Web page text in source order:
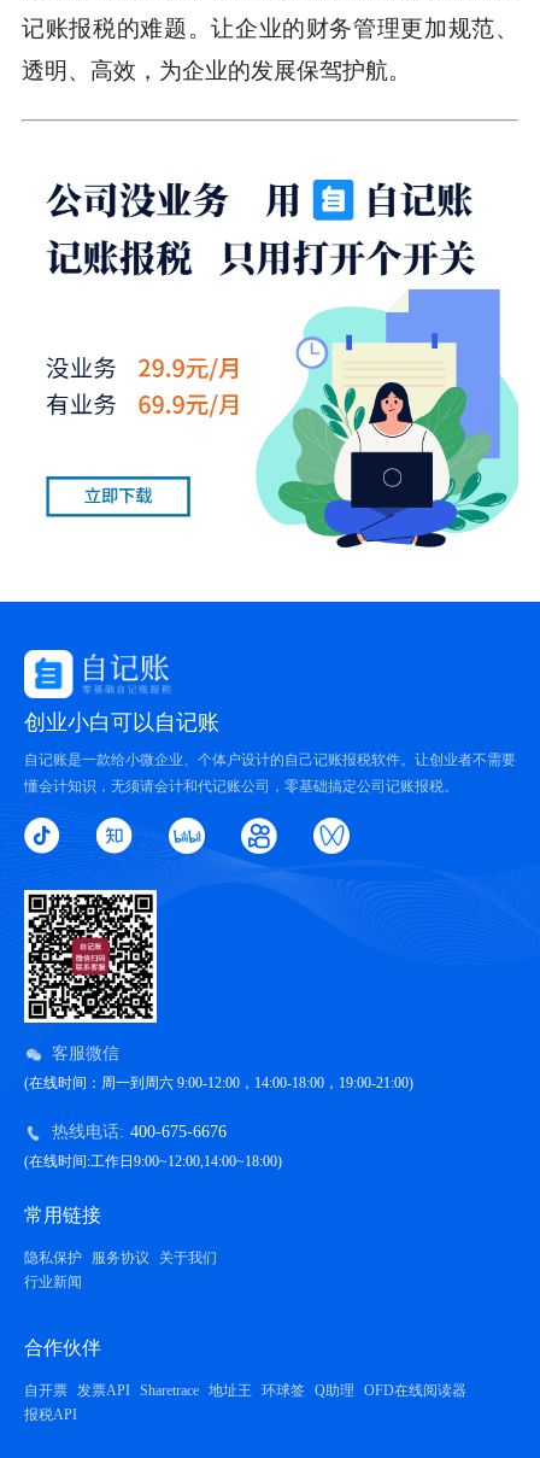
记账报税的难题。让企业的财务管理更加规范、
透明、高效，为企业的发展保驾护航。
创业小白可以自记账
自记账是一款给小微企业、个体户设计的自己记账报税软件。让创业者不需要
懂会计知识，无须请会计和代记账公司，零基础搞定公司记账报税。
客服微信
(在线时间：周一到周六 9:00-12:00，14:00-18:00，19:00-21:00)
热线电话: 400-675-6676
(在线时间:工作日9:00~12:00,14:00~18:00)
常用链接
隐私保护 服务协议
关于我们
行业新闻
合作伙伴
自开票 发票API Sharetrace 地址王 环球签 Q助理
OFD在线阅读器
报税API